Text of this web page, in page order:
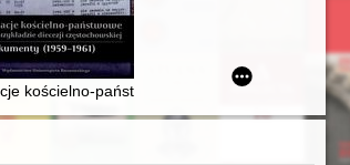
i Narcyzy Żmichowskiej
bojowe i symboliczne związki Słowian z
kościelno-państwowe na przykładzie diecezji